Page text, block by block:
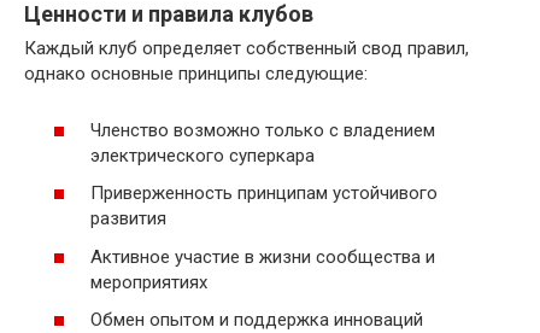
Ценности и правила клубов
Каждый клуб определяет собственный свод правил,
однако основные принципы следующие:
Членство возможно только с владением
электрического суперкара
Приверженность принципам устойчивого
развития
Активное участие в жизни сообщества и
мероприятиях
Обмен опытом и поддержка инноваций